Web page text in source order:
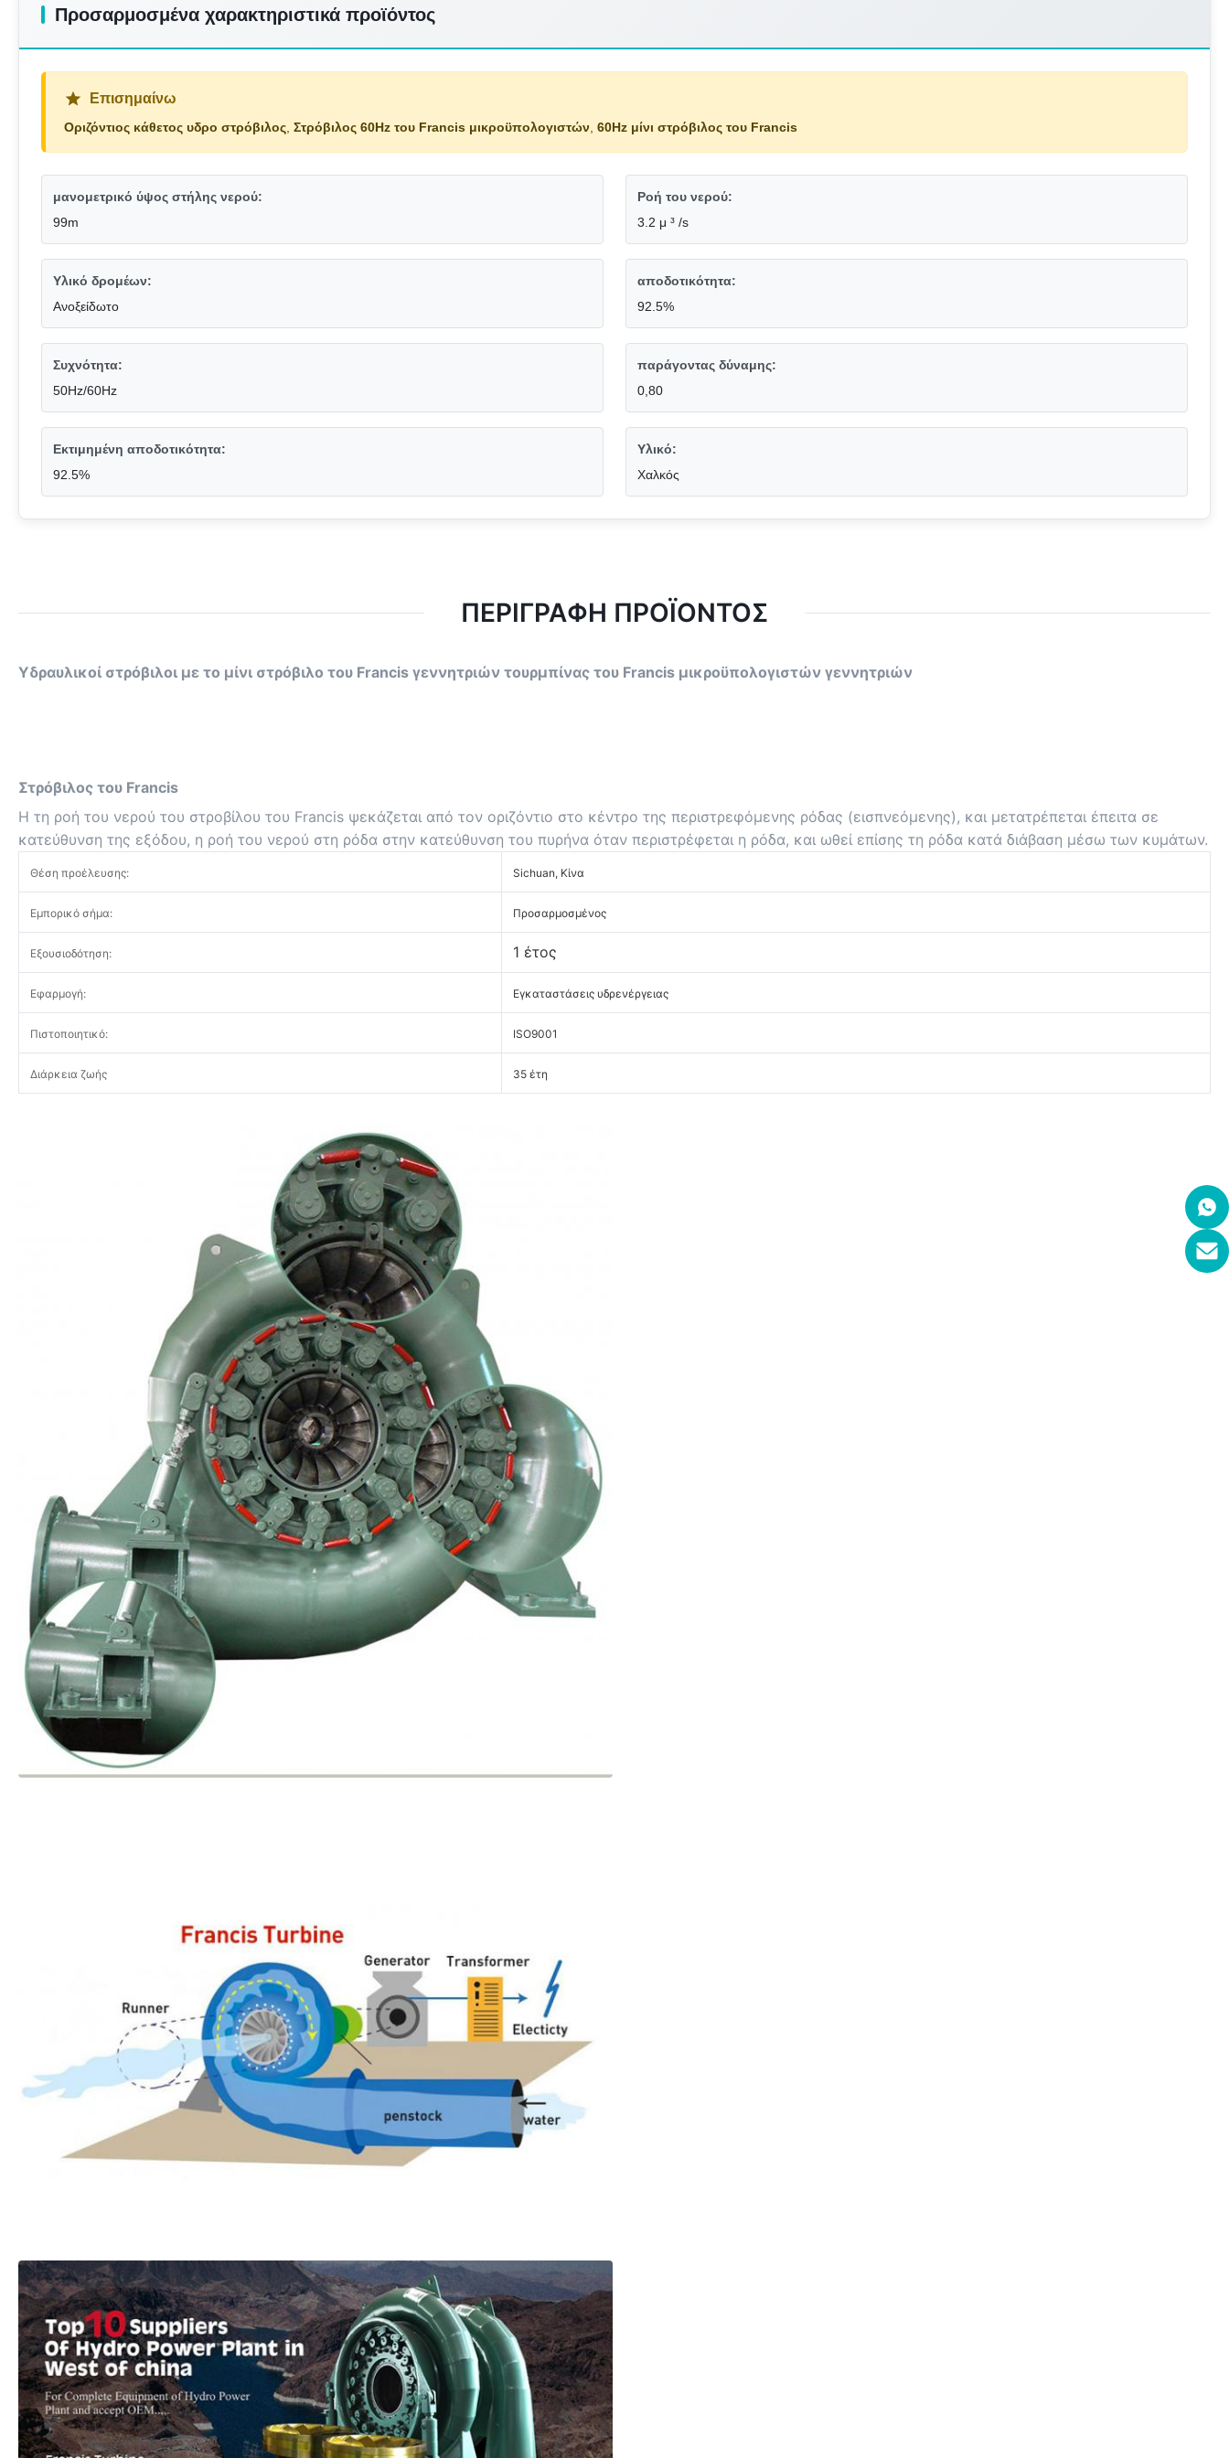
Προσαρμοσμένα χαρακτηριστικά προϊόντος
Επισημαίνω
Οριζόντιος κάθετος υδρο στρόβιλος Στρόβιλος 60Hz του Francis μικροϋπολογιστών 60Hz μίνι στρόβιλος του Francis
μανομετρικό ύψος στήλης νερού:
99m
Ροή του νερού:
3.2 μ ³ /s
Υλικό δρομέων:
Ανοξείδωτο
αποδοτικότητα:
92.5%
Συχνότητα:
50Hz/60Hz
παράγοντας δύναμης:
0,80
Εκτιμημένη αποδοτικότητα:
92.5%
Υλικό:
Χαλκός
ΠΕΡΙΓΡΑΦΉ ΠΡΟΪΌΝΤΟΣ
Υδραυλικοί στρόβιλοι με το μίνι στρόβιλο του Francis γεννητριών τουρμπίνας του Francis μικροϋπολογιστών γεννητριών
Στρόβιλος του Francis
Η τη ροή του νερού του στροβίλου του Francis ψεκάζεται από τον οριζόντιο στο κέντρο της περιστρεφόμενης ρόδας (εισπνεόμενης), και μετατρέπεται έπειτα σε
κατεύθυνση της εξόδου, η ροή του νερού στη ρόδα στην κατεύθυνση του πυρήνα όταν περιστρέφεται η ρόδα, και ωθεί επίσης τη ρόδα κατά διάβαση μέσω των κυμάτων.
Θέση προέλευσης: Sichuan, Κίνα
Εμπορικό σήμα: Προσαρμοσμένος
Εξουσιοδότηση: 1 έτος
Εφαρμογή: Εγκαταστάσεις υδρενέργειας
Πιστοποιητικό: ISO9001
Διάρκεια ζωής 35 έτη